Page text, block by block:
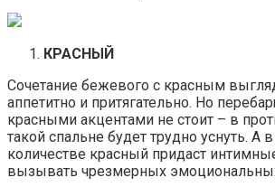
КРАСНЫЙ
Сочетание бежевого с красным
аппетитно и притягательно. Но
красными акцентами не стоит – в
такой спальне будет трудно уснуть. А
количестве красный придаст
вызывать чрезмерных